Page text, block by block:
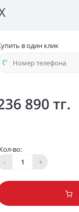
в один клик
890 тг.
Кол-во:
-
+